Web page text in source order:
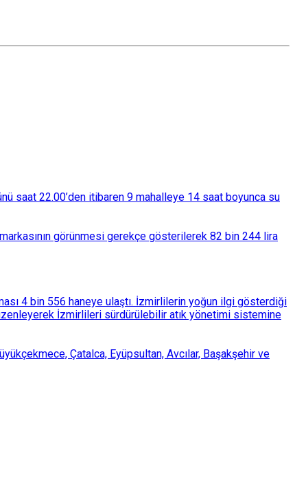
saat 22.00’den itibaren 9 mahalleye 14 saat boyunca su
görünmesi gerekçe gösterilerek 82 bin 244 lira
4 bin 556 haneye ulaştı. İzmirlilerin yoğun ilgi gösterdiği
İzmirlileri sürdürülebilir atık yönetimi sistemine
Çatalca, Eyüpsultan, Avcılar, Başakşehir ve